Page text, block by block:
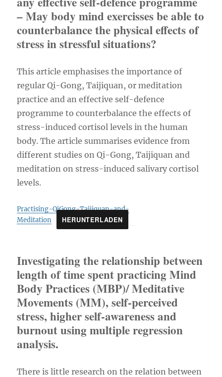
– May body mind exercisses be able to
counterbalance the physical effects of
stress in stressful situations?
This article emphasises the importance of
regular Qi-Gong, Taijiquan, or meditation
practice and an effective self-defence
programme to counterbalance the effects of
stress-induced cortisol levels in the human
body. The article summarises evidence from
different studies on Qi-Gong, Taijiquan and
meditation on stress-induced salivary cortisol
levels.
Practising-QiGong-Taijiquan-and-
Meditation
HERUNTERLADEN
Investigating the relationship between
length of time spent practicing Mind
Body Practices (MBP)/ Meditative
Movements (MM), self-perceived
stress, higher self-awareness and
burnout using multiple regression
analysis.
There is little research on the relation between